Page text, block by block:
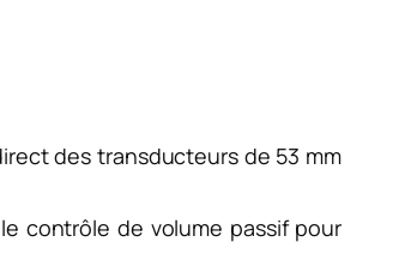
des transducteurs de 53 mm
contrôle de volume passif pour